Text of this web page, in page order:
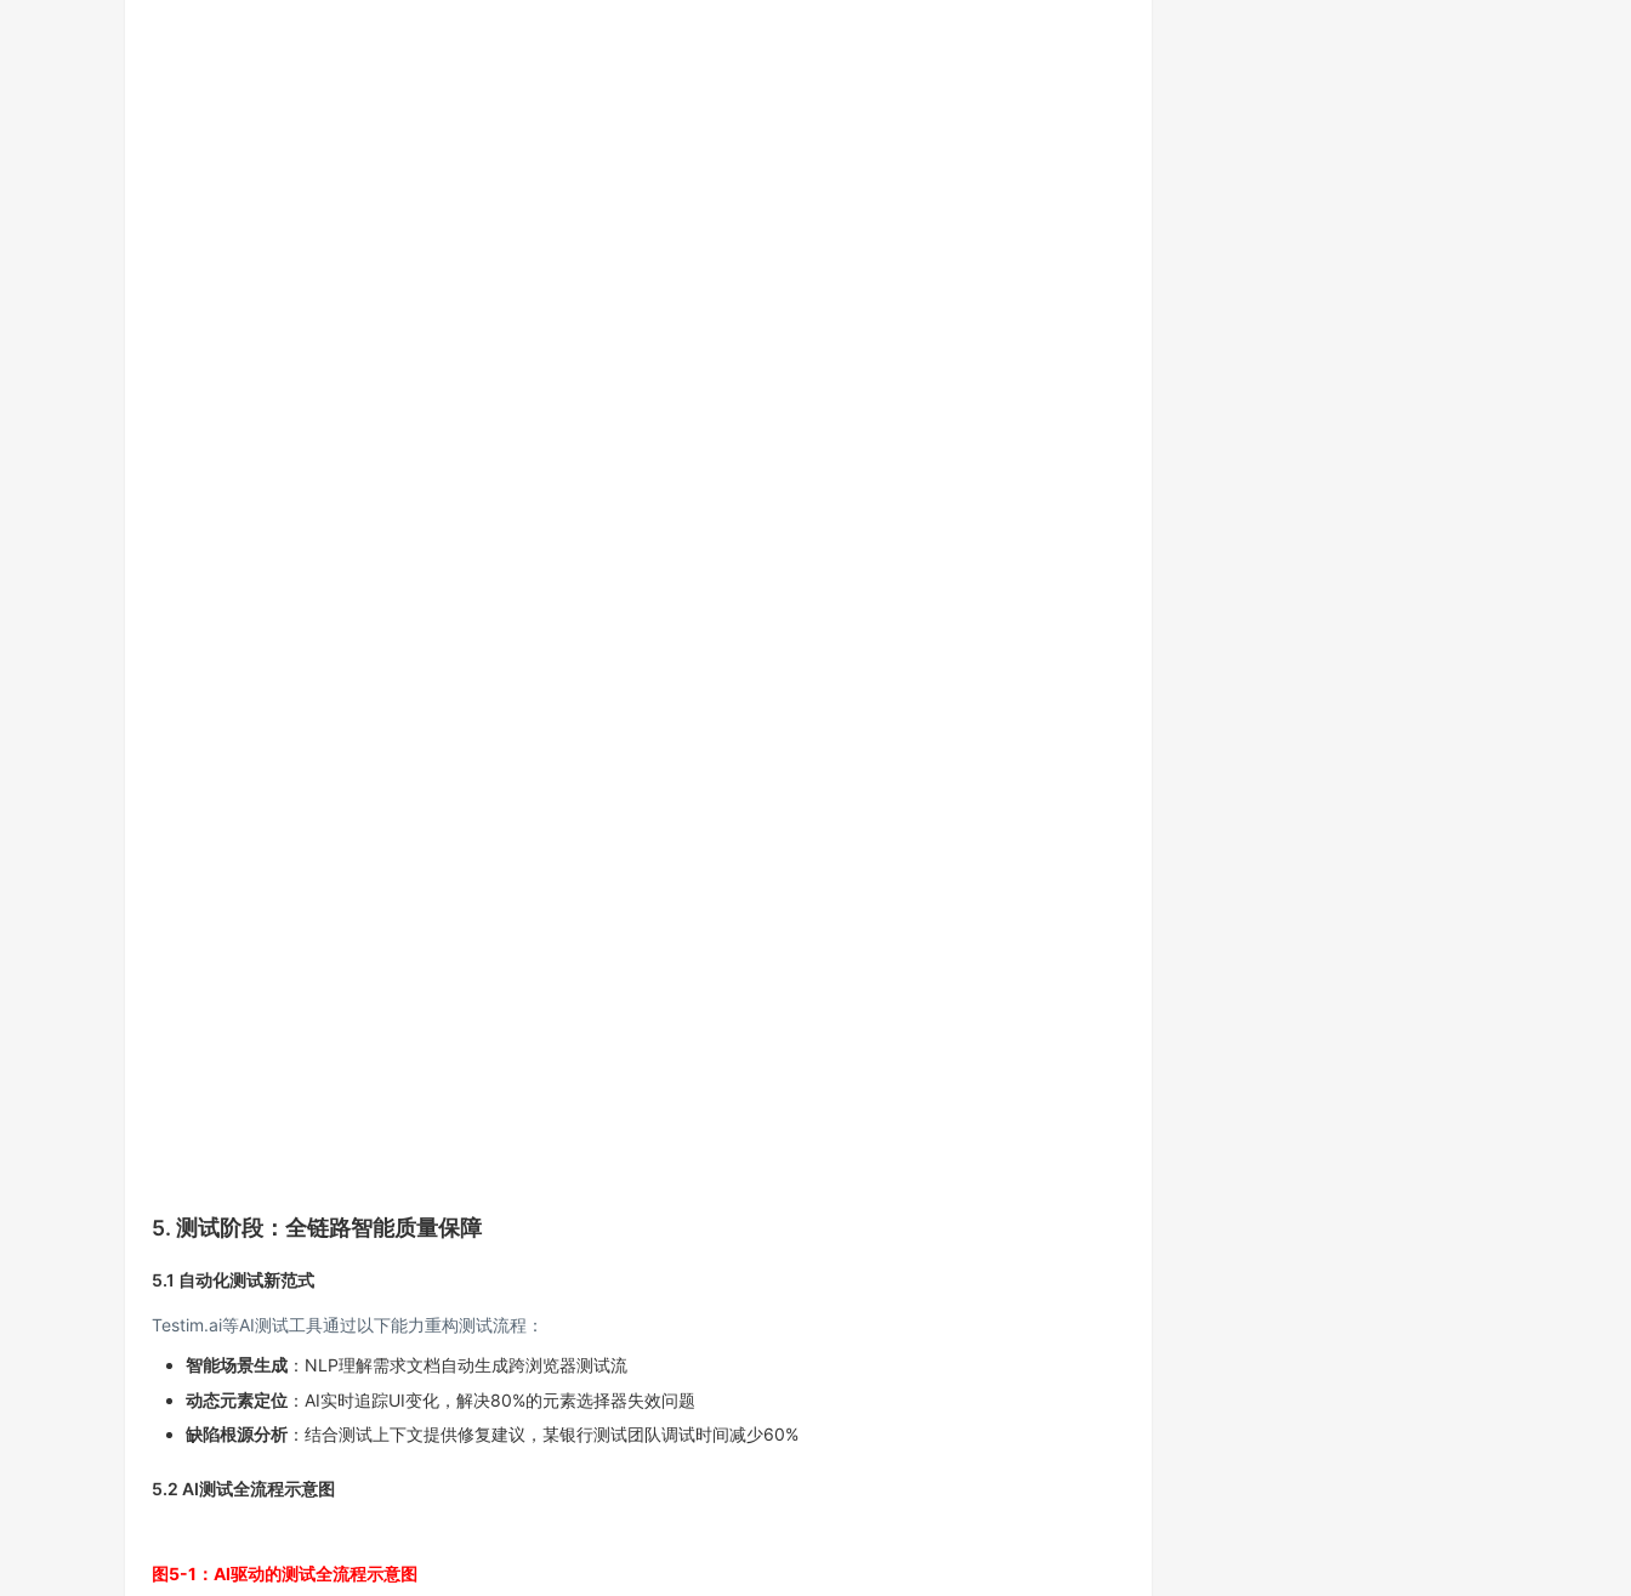
5. 测试阶段：全链路智能质量保障
5.1 自动化测试新范式
Testim.ai等AI测试工具通过以下能力重构测试流程：
智能场景生成 ：NLP理解需求文档自动生成跨浏览器测试流
动态元素定位 ：AI实时追踪UI变化，解决80%的元素选择器失效问题
缺陷根源分析 ：结合测试上下文提供修复建议，某银行测试团队调试时间减少60%
5.2 AI测试全流程示意图
图5-1：AI驱动的测试全流程示意图